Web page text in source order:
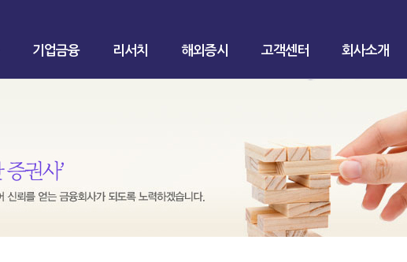
기업금융 리서치 해외증시 고객센터 회사소개